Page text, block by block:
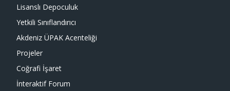
Lisanslı Depoculuk
Yetkili Sınıflandırıcı
Akdeniz ÜPAK Acenteliği
Projeler
Coğrafi İşaret
İnteraktif Forum